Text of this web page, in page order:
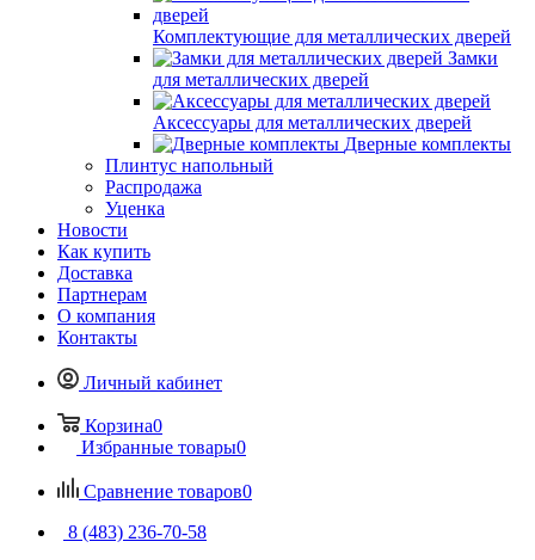
Комплектующие для металлических дверей
Замки
для металлических дверей
Аксессуары для металлических дверей
Дверные комплекты
Плинтус напольный
Распродажа
Уценка
Новости
Как купить
Доставка
Партнерам
О компания
Контакты
Личный кабинет
Корзина0
Избранные товары0
Сравнение товаров0
8 (483) 236-70-58